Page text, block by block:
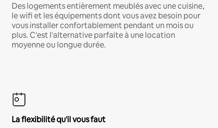
Des logements entièrement meublés avec une cuisine,
le wifi et les équipements dont vous avez besoin pour
vous installer confortablement pendant un mois ou
plus. C'est l'alternative parfaite à une location
moyenne ou longue durée.
La flexibilité qu'il vous faut